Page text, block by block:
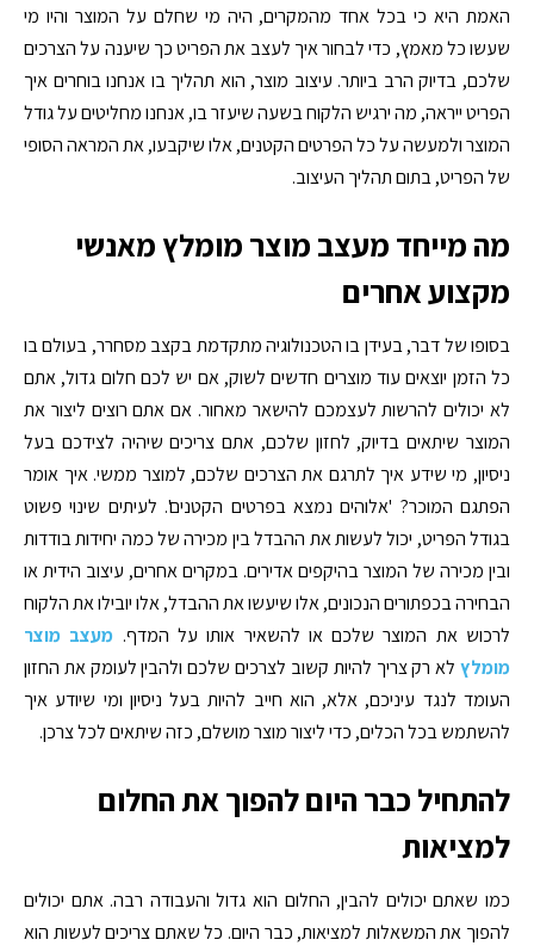
האמת היא כי בכל אחד מהמקרים, היה מי שחלם על המוצר והיו מי
שעשו כל מאמץ, כדי לבחור איך לעצב את הפריט כך שיענה על הצרכים
שלכם, בדיוק הרב ביותר. עיצוב מוצר, הוא תהליך בו אנחנו בוחרים איך
הפריט ייראה, מה ירגיש הלקוח בשעה שיעזר בו, אנחנו מחליטים על גודל
המוצר ולמעשה על כל הפרטים הקטנים, אלו שיקבעו, את המראה הסופי
של הפריט, בתום תהליך העיצוב.
מה מייחד מעצב מוצר מומלץ מאנשי
מקצוע אחרים
בסופו של דבר, בעידן בו הטכנולוגיה מתקדמת בקצב מסחרר, בעולם בו
כל הזמן יוצאים עוד מוצרים חדשים לשוק, אם יש לכם חלום גדול, אתם
לא יכולים להרשות לעצמכם להישאר מאחור. אם אתם רוצים ליצור את
המוצר שיתאים בדיוק, לחזון שלכם, אתם צריכים שיהיה לצידכם בעל
ניסיון, מי שידע איך לתרגם את הצרכים שלכם, למוצר ממשי. איך אומר
הפתגם המוכר? 'אלוהים נמצא בפרטים הקטנים'. לעיתים שינוי פשוט
בגודל הפריט, יכול לעשות את ההבדל בין מכירה של כמה יחידות בודדות
ובין מכירה של המוצר בהיקפים אדירים. במקרים אחרים, עיצוב הידית או
הבחירה בכפתורים הנכונים, אלו שיעשו את ההבדל, אלו יובילו את הלקוח
לרכוש את המוצר שלכם או להשאיר אותו על המדף. מעצב מוצר
מומלץ לא רק צריך להיות קשוב לצרכים שלכם ולהבין לעומק את החזון
העומד לנגד עיניכם, אלא, הוא חייב להיות בעל ניסיון ומי שיודע איך
להשתמש בכל הכלים, כדי ליצור מוצר מושלם, כזה שיתאים לכל צרכן.
להתחיל כבר היום להפוך את החלום
למציאות
כמו שאתם יכולים להבין, החלום הוא גדול והעבודה רבה. אתם יכולים
להפוך את המשאלות למציאות, כבר היום. כל שאתם צריכים לעשות הוא